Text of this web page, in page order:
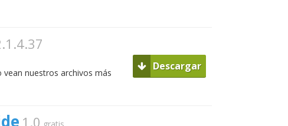
nuestros archivos más
Descargar
1.0